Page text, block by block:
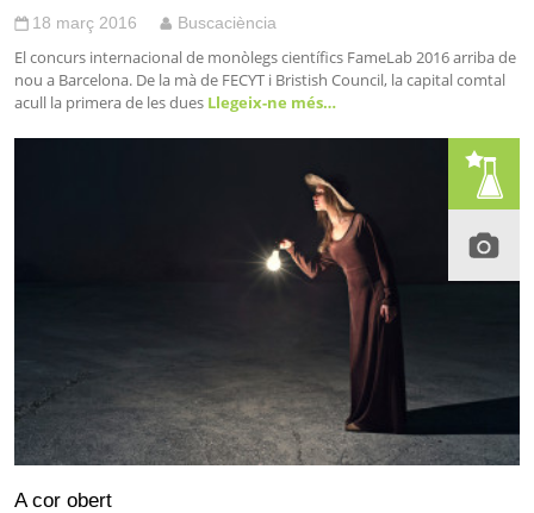
18 març 2016 Buscaciència
El concurs internacional de monòlegs científics FameLab 2016 arriba de
nou a Barcelona. De la mà de FECYT i Bristish Council, la capital comtal
acull la primera de les dues Llegeix-ne més…
A cor obert